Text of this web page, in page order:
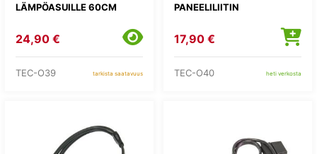
LÄMPÖASUILLE 60CM
24,90 €
TEC-O39 tarkista saatavuus
PANEELILIITIN
17,90 €
TEC-O40 heti verkosta